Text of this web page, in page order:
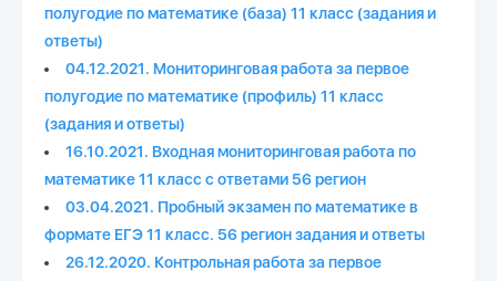
полугодие по математике (база) 11 класс (задания и
ответы)
04.12.2021. Мониторинговая работа за первое
полугодие по математике (профиль) 11 класс
(задания и ответы)
16.10.2021. Входная мониторинговая работа по
математике 11 класс с ответами 56 регион
03.04.2021. Пробный экзамен по математике в
формате ЕГЭ 11 класс. 56 регион задания и ответы
26.12.2020. Контрольная работа за первое